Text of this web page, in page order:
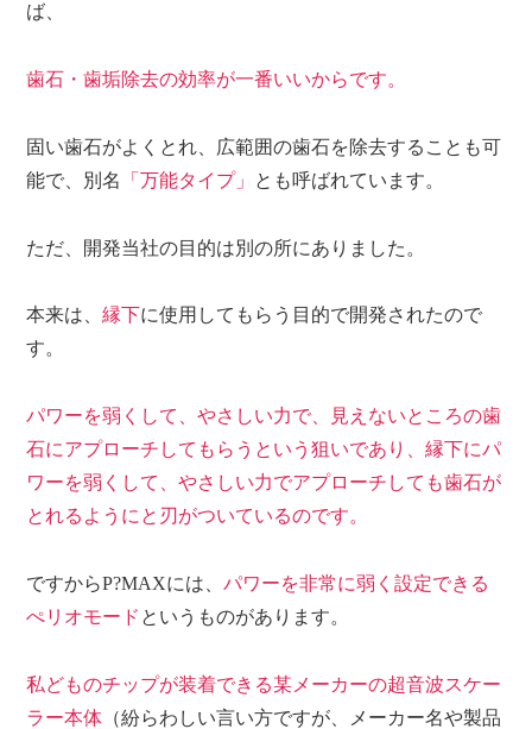
ば、
歯石・歯垢除去の効率が一番いいからです。
固い歯石がよくとれ、広範囲の歯石を除去することも可
能で、別名
「万能タイプ」 とも呼ばれています。
ただ、開発当社の目的は別の所にありました。
本来は、縁下に使用してもらう目的で開発されたので
す。
パワーを弱くして、やさしい力で、見えないところの歯
石にアプローチしてもらうという狙いであり、縁下にパ
ワーを弱くして、やさしい力でアプローチしても歯石が
とれるようにと刃がついているのです。
ですからP?MAXには、パワーを非常に弱く設定できる
ぺリオモード というものがあります。
私どものチップが装着できる某メーカーの超音波スケー
ラー本体 （紛らわしい言い方ですが、メーカー名や製品